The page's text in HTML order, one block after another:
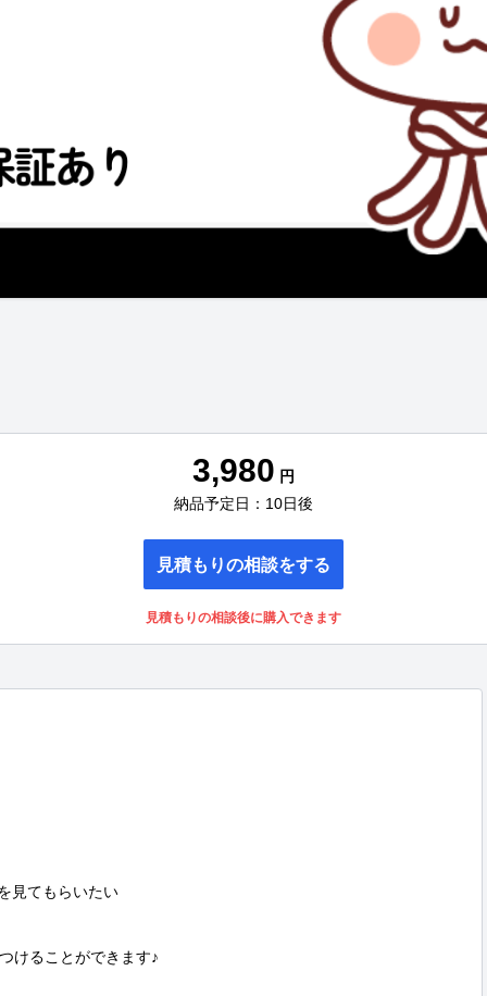
3,980 円
納品予定日：10日後
見積もりの相談をする
見積もりの相談後に購入できます
見てもらいたい
けることができます♪